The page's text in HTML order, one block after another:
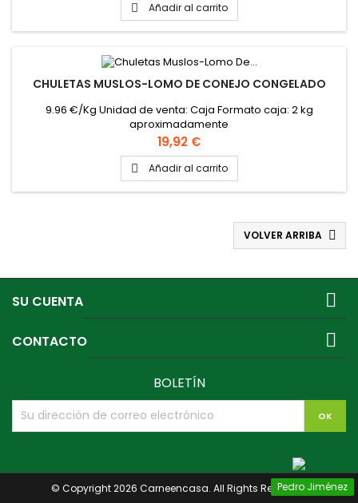
 Añadir al carrito
CHULETAS MUSLOS-LOMO DE CONEJO CONGELADO
9.96 €/Kg Unidad de venta: Caja Formato caja: 2 kg
aproximadamente
Precio
19,92 €
 Añadir al carrito
VOLVER ARRIBA 
SU CUENTA 
CONTACTO 
Pedro Jiménez
BOLETÍN
© Copyright 2026 Carneencasa. All Rights Reserved.